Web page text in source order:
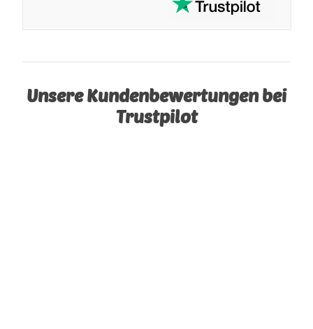
Unsere Kundenbewertungen bei
Trustpilot